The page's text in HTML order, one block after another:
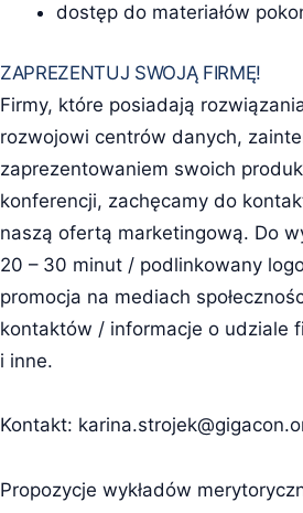
dostęp do materiałów
ZAPREZENTUJ SWOJĄ FIRMĘ!
Firmy, które posiadają
rozwojowi centrów danych,
zaprezentowaniem swoich
konferencji, zachęcamy do
naszą ofertą marketingową. Do
20 – 30 minut / podlinkowany
promocja na mediach
kontaktów / informacje o udziale
i inne.
Kontakt:
Propozycje wykładów